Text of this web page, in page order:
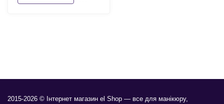
2015-2026 © Інтернет магазин el Shop — все для манікюру,